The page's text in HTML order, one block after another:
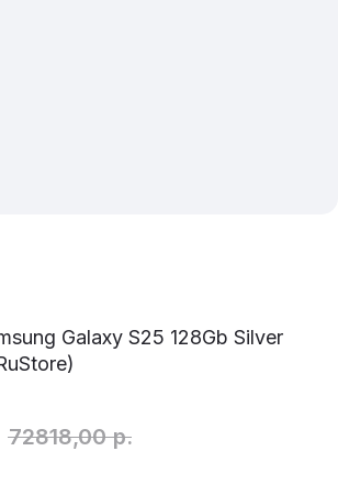
Galaxy S25 128Gb Silver
72818,00 р.